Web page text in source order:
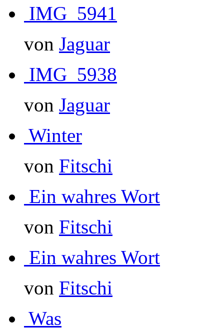
IMG_5941
von Jaguar
IMG_5938
von Jaguar
Winter
von Fitschi
Ein wahres Wort
von Fitschi
Ein wahres Wort
von Fitschi
Was